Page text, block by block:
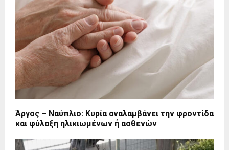
Άργος – Ναύπλιο: Κυρία αναλαμβάνει την φροντίδα
και φύλαξη ηλικιωμένων ή ασθενών